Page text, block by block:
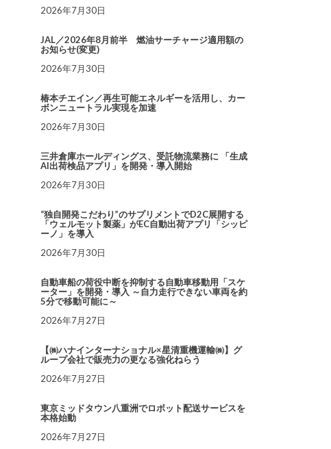
2026年7月30日
JAL／2026年8月前半 燃油サーチャージ適用額の
お知らせ(変更)
2026年7月30日
椿本チエイン／再生可能エネルギーを活用し、カー
ボンニュートラル実現を加速
2026年7月30日
三井倉庫ホールディングス、受託物流業務に 「生成
AI出荷検品アプリ」を開発・導入開始
2026年7月30日
“独自開発こだわり”のサプリメントでD2C展開する
「ウェルモット製薬」がEC自動出荷アプリ「シッピ
ーノ」を導入
2026年7月30日
自動車船の荷役中断を抑制する自動車移動用「スケ
ーター」を開発・導入 ～自力走行できない車両を約
5分で移動可能に～
2026年7月27日
【㈱ハナインターナショナル×星清重機運輸㈱】グ
ループ会社で販売力の更なる強化ねらう
2026年7月27日
東京ミッドタウン八重洲でロボット配送サービスを
本格始動
2026年7月27日